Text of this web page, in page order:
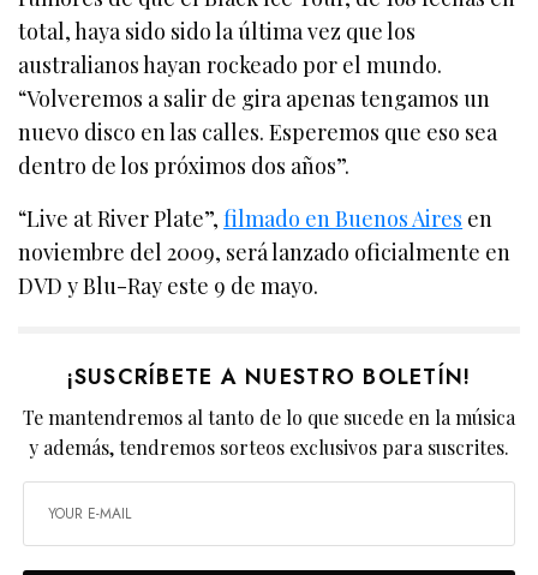
total, haya sido sido la última vez que los
australianos hayan rockeado por el mundo.
“Volveremos a salir de gira apenas tengamos un
nuevo disco en las calles. Esperemos que eso sea
dentro de los próximos dos años”.
“Live at River Plate”,filmado en Buenos Aires en
noviembre del 2009, será lanzado oficialmente en
DVD y Blu-Ray este 9 de mayo.
¡SUSCRÍBETE A NUESTRO BOLETÍN!
Te mantendremos al tanto de lo que sucede en la música
y además, tendremos sorteos exclusivos para suscrites.